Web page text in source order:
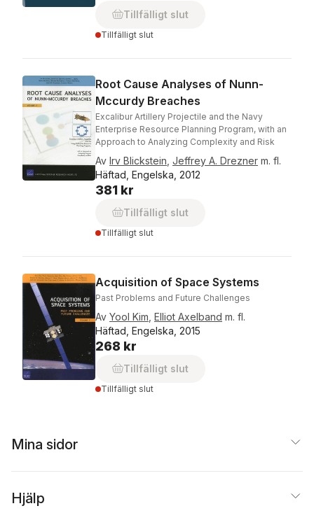
Tillfälligt slut
Tillfälligt slut
Root Cause Analyses of Nunn-
Mccurdy Breaches
Excalibur Artillery Projectile and the Navy
Enterprise Resource Planning Program, with an
Approach to Analyzing Complexity and Risk
Av Irv Blickstein Jeffrey A. Drezner m. fl.
Häftad, Engelska, 2012
381 kr
Tillfälligt slut
Tillfälligt slut
Acquisition of Space Systems
Past Problems and Future Challenges
Av Yool Kim Elliot Axelband m. fl.
Häftad, Engelska, 2015
268 kr
Tillfälligt slut
Tillfälligt slut
Mina sidor
Hjälp